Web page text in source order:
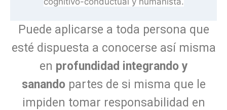
Puede aplicarse a toda persona que
esté dispuesta a conocerse así misma
en profundidad integrando y
sanandopartes de si misma que le
impiden tomar responsabilidad en